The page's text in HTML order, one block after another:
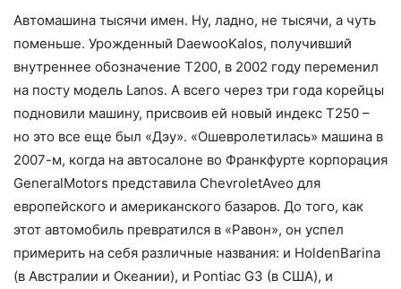
Автомашина тысячи имен. Ну, ладно, не тысячи, а чуть
поменьше. Урожденный DaewooKalos, получивший
внутреннее обозначение T200, в 2002 году переменил
на посту модель Lanos. А всего через три года корейцы
подновили машину, присвоив ей новый индекс Т250 –
но это все еще был «Дэу». «Ошевролетилась» машина в
2007-м, когда на автосалоне во Франкфурте корпорация
GeneralMotors представила ChevroletAveo для
европейского и американского базаров. До того, как
этот автомобиль превратился в «Равон», он успел
примерить на себя различные названия: и HoldenBarina
(в Австралии и Океании), и Pontiac G3 (в США), и